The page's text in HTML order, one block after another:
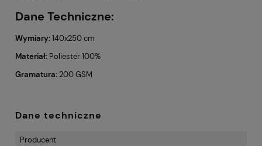
Dane Techniczne:
Wymiary:140x250 cm
Materiał: Poliester 100%
Gramatura: 200 GSM
Dane techniczne
Producent